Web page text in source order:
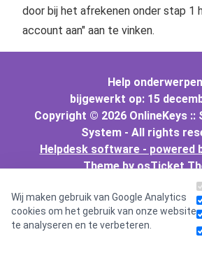
door bij het afrekenen onder stap 1
account aan" aan te vinken.
Help
bijgewerkt op: 15
Copyright © 2026 OnlineKeys
System - All rights
Helpdesk software - powered
Theme by osTicket
Wij maken gebruik van Google Analytics
cookies om het gebruik van onze website
te analyseren en te verbeteren.